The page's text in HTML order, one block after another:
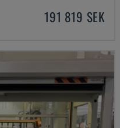
191 819 SEK